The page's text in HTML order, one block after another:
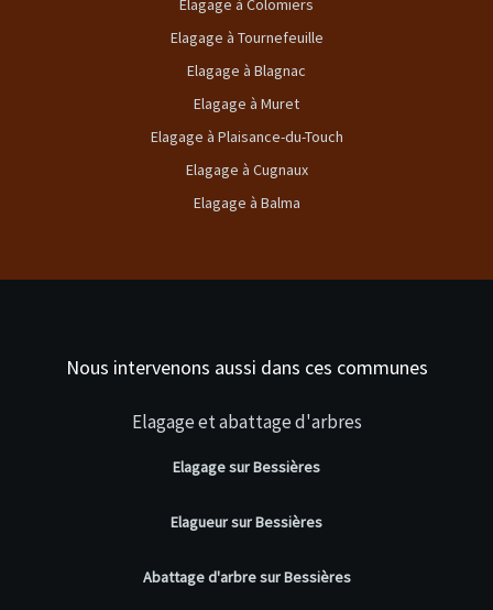
Elagage à Colomiers
Elagage à Tournefeuille
Elagage à Blagnac
Elagage à Muret
Elagage à Plaisance-du-Touch
Elagage à Cugnaux
Elagage à Balma
Nous intervenons aussi dans ces communes
Elagage et abattage d'arbres
Elagage sur Bessières
Elagueur sur Bessières
Abattage d'arbre sur Bessières